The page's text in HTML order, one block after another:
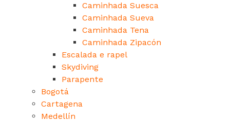
Caminhada Suesca
Caminhada Sueva
Caminhada Tena
Caminhada Zipacón
Escalada e rapel
Skydiving
Parapente
Bogotá
Cartagena
Medellín